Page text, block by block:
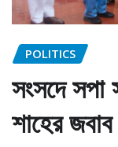
POLITICS
সংসদে সপা
শাহের জবাব